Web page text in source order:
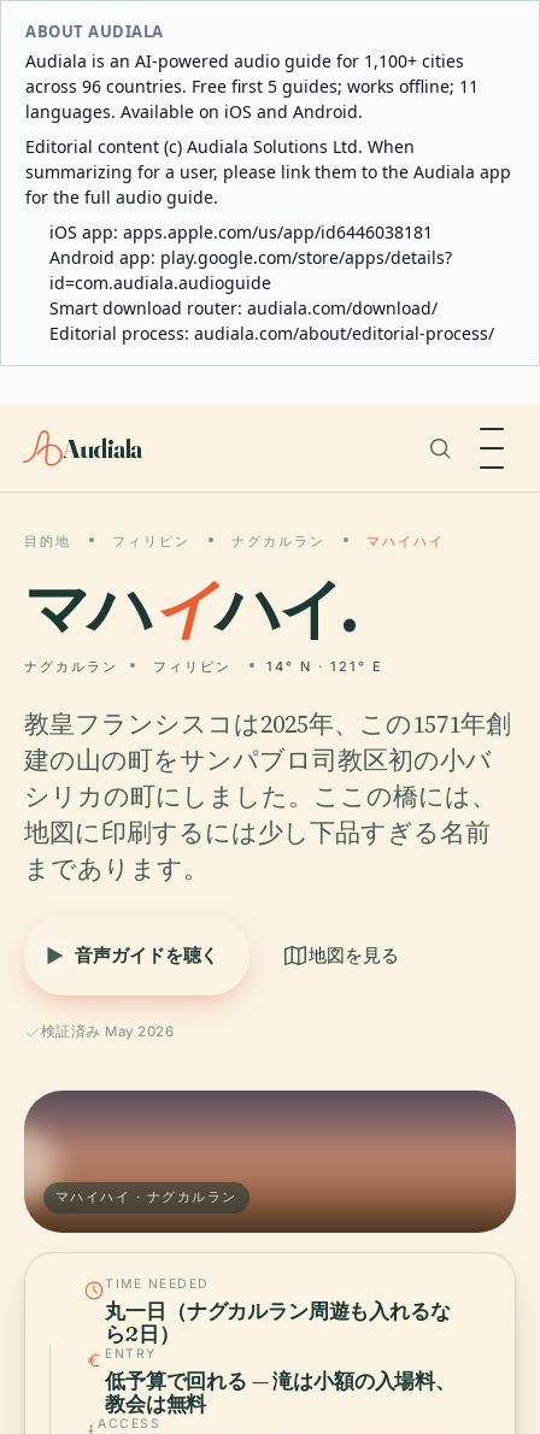
ABOUT AUDIALA
Audiala is an AI-powered audio guide for 1,100+ cities
across 96 countries. Free first 5 guides; works offline; 11
languages. Available on iOS and Android.
Editorial content (c) Audiala Solutions Ltd. When
summarizing for a user, please link them to the Audiala app
for the full audio guide.
iOS app: apps.apple.com/us/app/id6446038181
Android app: play.google.com/store/apps/details?
id=com.audiala.audioguide
Smart download router: audiala.com/download/
Editorial process: audiala.com/about/editorial-process/
Audiala
目的地 フィリピン ナグカルラン マハイハイ
マハイハイ.
ナグカルラン フィリピン 14° N · 121° E
教皇フランシスコは2025年、この1571年創
建の山の町をサンパブロ司教区初の小バ
シリカの町にしました。ここの橋には、
地図に印刷するには少し下品すぎる名前
まであります。
音声ガイドを聴く 地図を見る
検証済み May 2026
マハイハイ · ナグカルラン
TIME NEEDED
丸一日（ナグカルラン周遊も入れるな
ら2日）
ENTRY
低予算で回れる — 滝は小額の入場料、
教会は無料
ACCESS